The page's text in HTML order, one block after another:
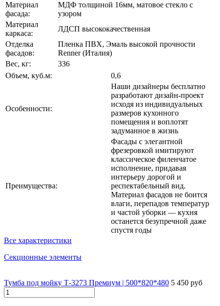
Материал
фасада:
МДФ толщиной 16мм, матовое стекло с
узором
Материал
каркаса:
ЛДСП высококачественная
Отделка
фасадов:
Пленка ПВХ, Эмаль высокой прочности
Renner (Италия)
Вес, кг:
336
Объем, куб.м:
0,6
Особенности:
Наши дизайнеры бесплатно
разработают дизайн-проект
исходя из индивидуальных
размеров кухонного
помещения и воплотят
задуманное в жизнь
Преимущества:
Фасады с элегантной
фрезеровкой имитируют
классическое филенчатое
исполнение, придавая
интерьеру дорогой и
респектабельный вид.
Материал фасадов не боится
влаги, перепадов температур
и частой уборки — кухня
останется безупречной даже
спустя годы
Все характеристики
Секционные элементы
Тумба под мойку Т-3273 Премиум | 500*820*480 5 450 руб